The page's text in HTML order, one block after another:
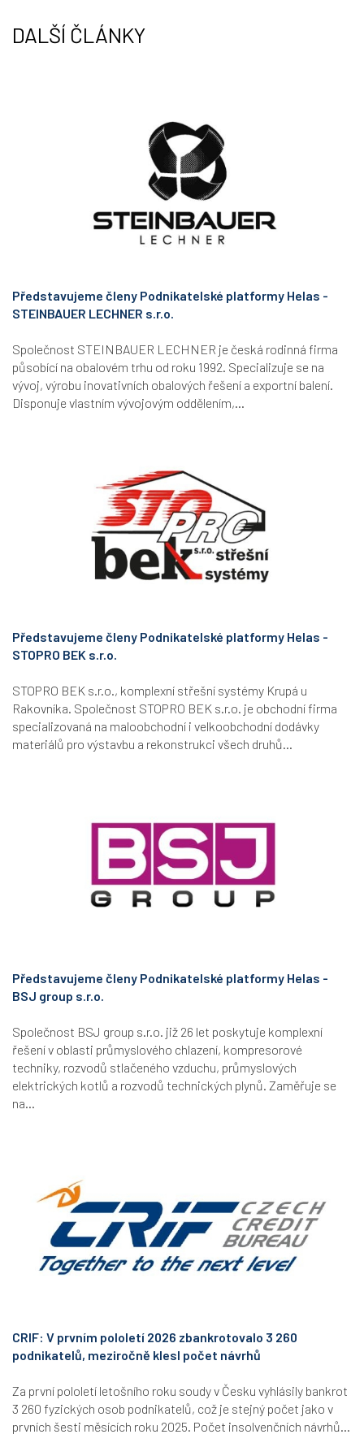
DALŠÍ ČLÁNKY
Představujeme členy Podnikatelské platformy Helas -
STEINBAUER LECHNER s.r.o.
Společnost STEINBAUER LECHNER je česká rodinná firma
působící na obalovém trhu od roku 1992. Specializuje se na
vývoj, výrobu inovativních obalových řešení a exportní balení.
Disponuje vlastním vývojovým oddělením,...
Představujeme členy Podnikatelské platformy Helas -
STOPRO BEK s.r.o.
STOPRO BEK s.r.o., komplexní střešní systémy Krupá u
Rakovníka. Společnost STOPRO BEK s.r.o. je obchodní firma
specializovaná na maloobchodní i velkoobchodní dodávky
materiálů pro výstavbu a rekonstrukci všech druhů...
Představujeme členy Podnikatelské platformy Helas -
BSJ group s.r.o.
Společnost BSJ group s.r.o. již 26 let poskytuje komplexní
řešení v oblasti průmyslového chlazení, kompresorové
techniky, rozvodů stlačeného vzduchu, průmyslových
elektrických kotlů a rozvodů technických plynů. Zaměřuje se
na...
CRIF: V prvním pololetí 2026 zbankrotovalo 3 260
podnikatelů, meziročně klesl počet návrhů
Za první pololetí letošního roku soudy v Česku vyhlásily bankrot
3 260 fyzických osob podnikatelů, což je stejný počet jako v
prvních šesti měsících roku 2025. Počet insolvenčních návrhů...